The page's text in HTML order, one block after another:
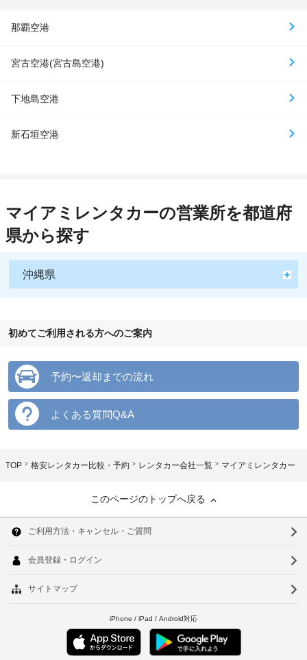
那覇空港
宮古空港(宮古島空港)
下地島空港
新石垣空港
マイアミレンタカーの営業所を都道府
県から探す
沖縄県
初めてご利用される方へのご案内
予約〜返却までの流れ
よくある質問Q&A
TOP 格安レンタカー比較・予約 レンタカー会社一覧 マイアミレンタカー
このページのトップへ戻る